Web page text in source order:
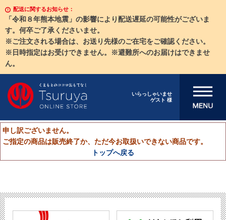
配送に関するお知らせ：
「令和８年熊本地震」の影響により配送遅延の可能性がございま
す。何卒ご了承くださいませ。
※ご注文される場合は、お送り先様のご在宅をご確認ください。
※日時指定はお受けできません。※避難所へのお届けはできませ
ん。
いらっしゃいませ
ゲスト 様
メニューを開
申し訳ございません。
ご指定の商品は販売終了か、ただ今お取扱いできない商品です。
トップへ戻る